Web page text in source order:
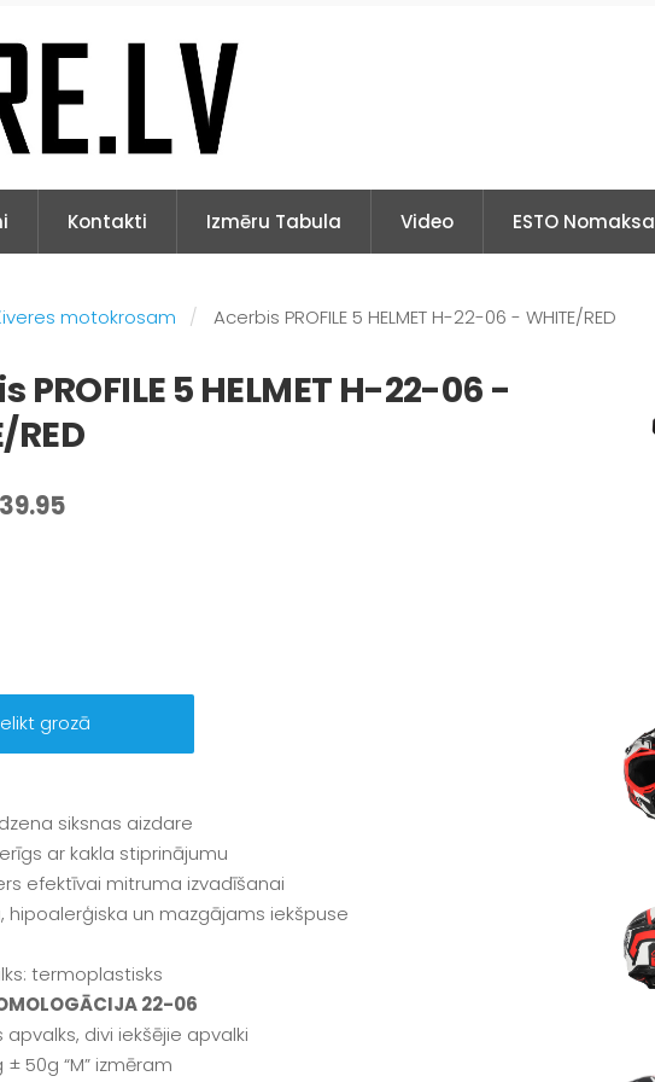
Kontakti Izmēru Tabula Video ESTO Nomaksa
motokrosam Acerbis PROFILE 5 HELMET H-22-06 - WHITE/RED
PROFILE 5 HELMET H-22-06 -
RED
grozā
siksnas aizdare
ar kakla stiprinājumu
efektīvai mitruma izvadīšanai
hipoalerģiska un mazgājams iekšpuse
termoplastisks
22-06
apvalks, divi iekšējie apvalki
± 50g “M” izmēram